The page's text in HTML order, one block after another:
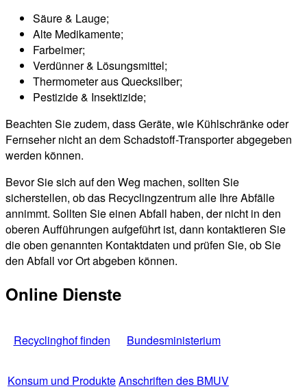
Säure & Lauge;
Alte Medikamente;
Farbeimer;
Verdünner & Lösungsmittel;
Thermometer aus Quecksilber;
Pestizide & Insektizide;
Beachten Sie zudem, dass Geräte, wie Kühlschränke oder
Fernseher nicht an dem Schadstoff-Transporter abgegeben
werden können.
Bevor Sie sich auf den Weg machen, sollten Sie
sicherstellen, ob das Recyclingzentrum alle Ihre Abfälle
annimmt. Sollten Sie einen Abfall haben, der nicht in den
oberen Aufführungen aufgeführt ist, dann kontaktieren Sie
die oben genannten Kontaktdaten und prüfen Sie, ob Sie
den Abfall vor Ort abgeben können.
Online Dienste
Recyclinghof finden Bundesministerium
Konsum und ProdukteAnschriften des BMUV